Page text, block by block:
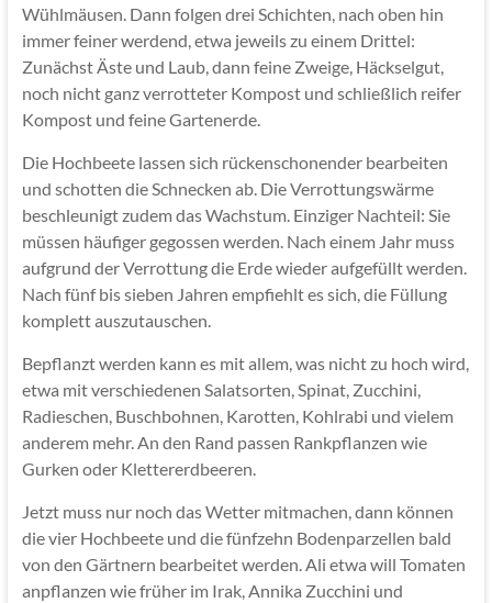
Wühlmäusen. Dann folgen drei Schichten, nach oben hin
immer feiner werdend, etwa jeweils zu einem Drittel:
Zunächst Äste und Laub, dann feine Zweige, Häckselgut,
noch nicht ganz verrotteter Kompost und schließlich reifer
Kompost und feine Gartenerde.
Die Hochbeete lassen sich rückenschonender bearbeiten
und schotten die Schnecken ab. Die Verrottungswärme
beschleunigt zudem das Wachstum. Einziger Nachteil: Sie
müssen häufiger gegossen werden. Nach einem Jahr muss
aufgrund der Verrottung die Erde wieder aufgefüllt werden.
Nach fünf bis sieben Jahren empfiehlt es sich, die Füllung
komplett auszutauschen.
Bepflanzt werden kann es mit allem, was nicht zu hoch wird,
etwa mit verschiedenen Salatsorten, Spinat, Zucchini,
Radieschen, Buschbohnen, Karotten, Kohlrabi und vielem
anderem mehr. An den Rand passen Rankpflanzen wie
Gurken oder Klettererdbeeren.
Jetzt muss nur noch das Wetter mitmachen, dann können
die vier Hochbeete und die fünfzehn Bodenparzellen bald
von den Gärtnern bearbeitet werden. Ali etwa will Tomaten
anpflanzen wie früher im Irak, Annika Zucchini und